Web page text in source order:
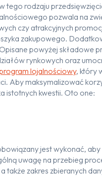
rodzaju
pozwala na
czy atrakcyjnych
zakupowego.
powyżej składowe
rynkowych oraz
lojalnościowy, który
Aby maksymalizować
istotnych kwestii. Oto one:
jest wykonać,
uwagę na przebieg
także zakres zbieranych